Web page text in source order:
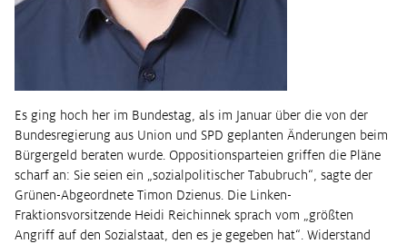
Es ging hoch her im Bundestag, als im Januar über die von der
Bundesregierung aus Union und SPD geplanten Änderungen beim
Bürgergeld beraten wurde. Oppositionsparteien griffen die Pläne
scharf an: Sie seien ein „sozialpolitischer Tabubruch“, sagte der
Grünen-Abgeordnete Timon Dzienus. Die Linken-
Fraktionsvorsitzende Heidi Reichinnek sprach vom „größten
Angriff auf den Sozialstaat, den es je gegeben hat“. Widerstand